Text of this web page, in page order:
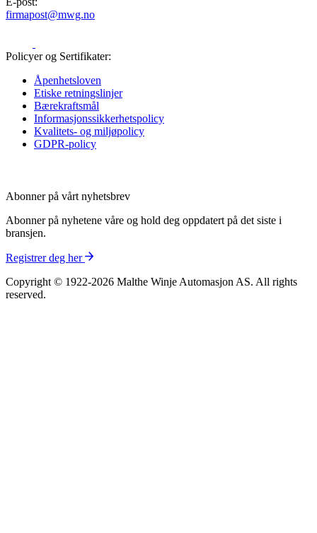
firmapost@mwg.no
Policyer og Sertifikater:
Åpenhetsloven
Etiske retningslinjer
Bærekraftsmål
Informasjons­sikkerhetspolicy
Kvalitets- og miljøpolicy
GDPR-policy
Abonner på vårt nyhetsbrev
Abonner på nyhetene våre og hold deg oppdatert på det siste i
bransjen.
Registrer deg her
Copyright © 1922-2026 Malthe Winje Automasjon AS. All rights
reserved.